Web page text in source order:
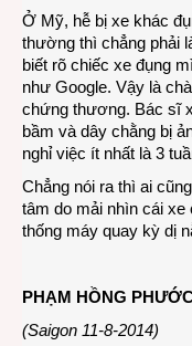
Ở Mỹ, hễ bị xe khác
thường thì chẳng phải
biết rõ chiếc xe đụng
như Google. Vậy là
chứng thương. Bác sĩ
bầm và dây chằng bị
nghỉ việc ít nhất là 3
Chẳng nói ra thì ai
tâm do mải nhìn cái xe
thống máy quay kỳ dị
PHẠM HỒNG
(Saigon 11-8-2014)